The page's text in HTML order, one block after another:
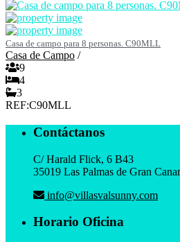
Casa de campo para 8 personas. C90MLL
Casa de Campo /
9
4
3
REF:C90MLL
Contáctanos
C/ Harald Flick, 6 B43
35019 Las Palmas de Gran
info@villasvalsunny.com
Horario Oficina